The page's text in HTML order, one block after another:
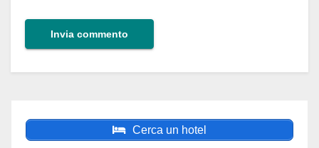
Cerca un hotel